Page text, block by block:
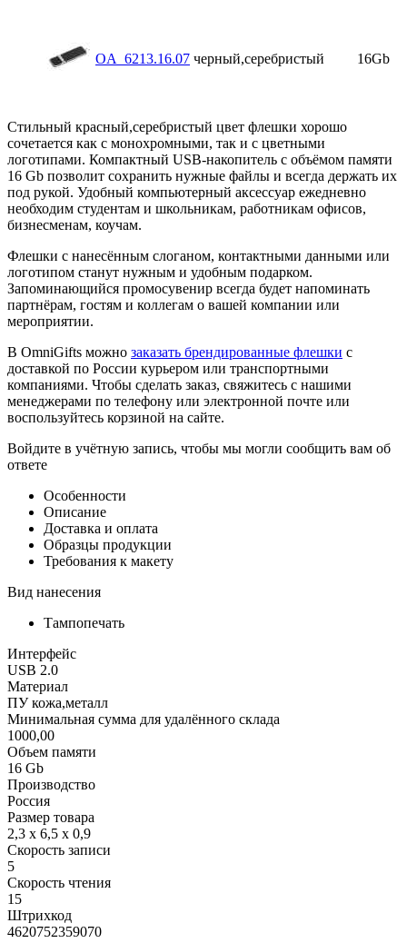
OA_6213.16.07 черный,серебристый 16Gb
Стильный красный,серебристый цвет флешки хорошо
сочетается как с монохромными, так и с цветными
логотипами. Компактный USB-накопитель с объёмом памяти
16 Gb позволит сохранить нужные файлы и всегда держать их
под рукой. Удобный компьютерный аксессуар ежедневно
необходим студентам и школьникам, работникам офисов,
бизнесменам, коучам.
Флешки с нанесённым слоганом, контактными данными или
логотипом станут нужным и удобным подарком.
Запоминающийся промосувенир всегда будет напоминать
партнёрам, гостям и коллегам о вашей компании или
мероприятии.
В OmniGifts можно заказать брендированные флешки с
доставкой по России курьером или транспортными
компаниями. Чтобы сделать заказ, свяжитесь с нашими
менеджерами по телефону или электронной почте или
воспользуйтесь корзиной на сайте.
Войдите в учётную запись, чтобы мы могли сообщить вам об
ответе
Особенности
Описание
Доставка и оплата
Образцы продукции
Требования к макету
Вид нанесения
Тампопечать
Интерфейс
USB 2.0
Материал
ПУ кожа,металл
Минимальная сумма для удалённого склада
1000,00
Объем памяти
16 Gb
Производство
Россия
Размер товара
2,3 х 6,5 х 0,9
Скорость записи
5
Скорость чтения
15
Штрихкод
4620752359070